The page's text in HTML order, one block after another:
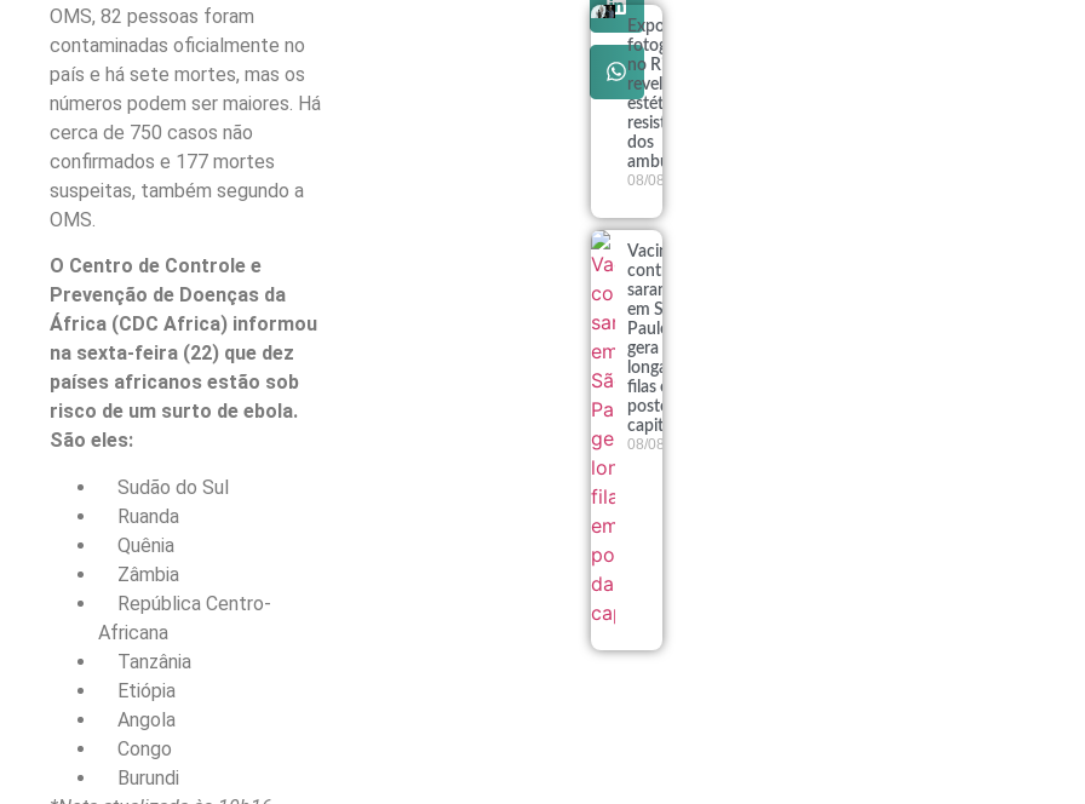
OMS, 82 pessoas foram
contaminadas oficialmente no
país e há sete mortes, mas os
números podem ser maiores. Há
cerca de 750 casos não
confirmados e 177 mortes
suspeitas, também segundo a
OMS.
O Centro de Controle e
Prevenção de Doenças da
África (CDC Africa) informou
na sexta-feira (22) que dez
países africanos estão sob
risco de um surto de ebola.
São eles:
Sudão do Sul
Ruanda
Quênia
Zâmbia
República Centro-
Africana
Tanzânia
Etiópia
Angola
Congo
Burundi
Exposição
fotográfica
no Rio
revela a
estética e a
resistência
dos
ambulantes
08/08
Vacinação
contra
sarampo
em São
Paulo
gera
longas
filas em
postos da
capital
08/08